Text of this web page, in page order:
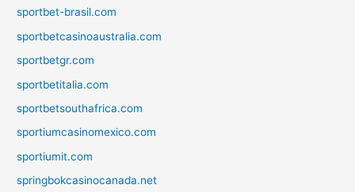
sportbet-brasil.com
sportbetcasinoaustralia.com
sportbetgr.com
sportbetitalia.com
sportbetsouthafrica.com
sportiumcasinomexico.com
sportiumit.com
springbokcasinocanada.net